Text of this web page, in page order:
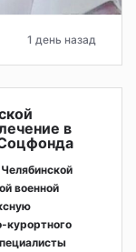
1 день назад
в
военной
курортного